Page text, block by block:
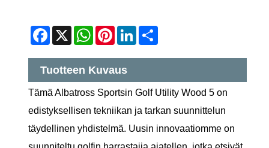
Facebook
X WhatsApp
Pinterest
LinkedIn
Tuotteen Kuvaus
Tämä Albatross Sportsin Golf Utility Wood 5 on
edistyksellisen tekniikan ja tarkan suunnittelun
täydellinen yhdistelmä. Uusin innovaatiomme on